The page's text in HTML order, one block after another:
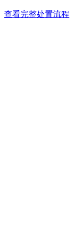
查看完整处置流程